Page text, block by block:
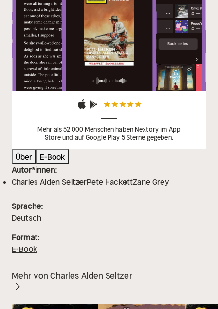
Mehr als 52 000 Menschen haben Nextory im App
Store und auf Google Play 5 Sterne gegeben.
Über
E-Book
Autor*innen:
Charles Alden SeltzerPete HackettZane Grey
Sprache:
Deutsch
Format:
E-Book
Mehr von Charles Alden Seltzer